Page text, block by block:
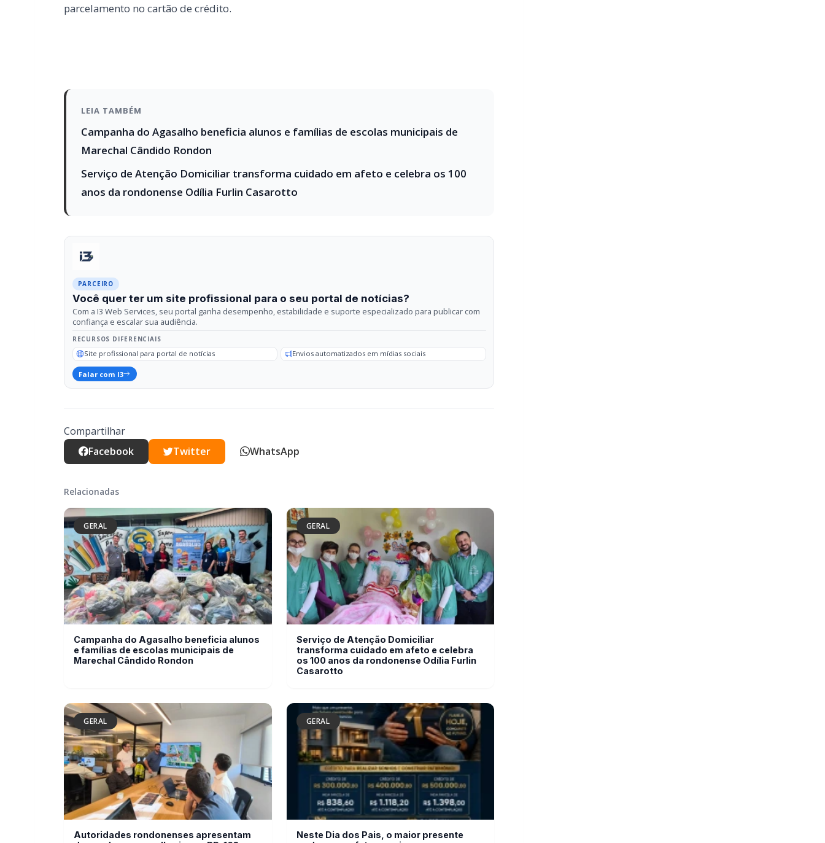
anos da rondonense Odília Furlin Casarotto
PARCEIRO
confiança e escalar sua audiência.
RECURSOS DIFERENCIAIS
Falar com I3
Compartilhar
Facebook
GERAL
Campanha do Agasalho beneficia alunos
e famílias de escolas municipais de
Marechal Cândido Rondon
Serviço de Atenção Domiciliar
transforma cuidado em afeto e celebra
os 100 anos da rondonense Odília Furlin
Casarotto
Autoridades rondonenses apresentam
demandas para melhorias na BR-163 em
reunião com a Via Campos
GERAL
Neste Dia dos Pais, o maior presente
pode ser um futuro mais seguro para
toda a família